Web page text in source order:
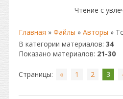
Чтение с
Главная » Файлы » Авторы »
В категории материалов: 34
Показано материалов: 21-30
Страницы: « 1 2 3